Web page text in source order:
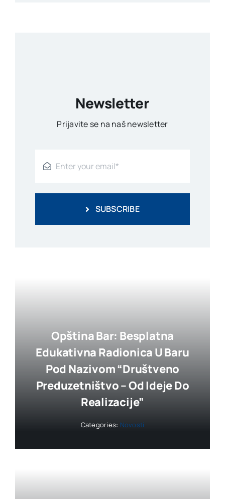
Newsletter
Prijavite se na naš newsletter
SUBSCRIBE
Opština Bar: Besplatna
Edukativna Radionica U Baru
Pod Nazivom “Društveno
Preduzetništvo – Od Ideje Do
Realizacije”
Categories: Novosti